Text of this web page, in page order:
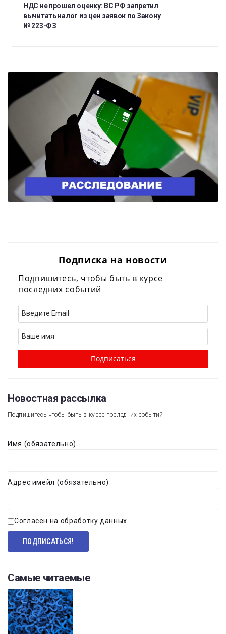
НДС не прошел оценку: ВС РФ запретил
вычитать налог из цен заявок по Закону
№ 223-ФЗ
Подписка на новости
Подпишитесь, чтобы быть в курсе
последних событий
Новостная рассылка​
Подпишитесь чтобы быть в курсе последних событий
Имя (обязательно)
Адрес имейл (обязательно)
Согласен на обработку данных
Самые читаемые